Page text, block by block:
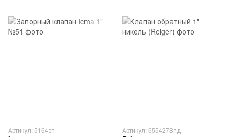
Артикул: 5164сп Артикул: 6554278пд